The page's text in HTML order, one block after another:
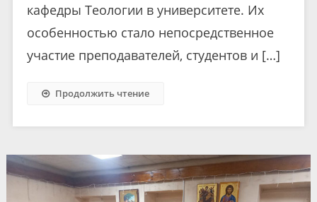
кафедры Теологии в университете. Их
особенностью стало непосредственное
участие преподавателей, студентов и […]
Продолжить чтение